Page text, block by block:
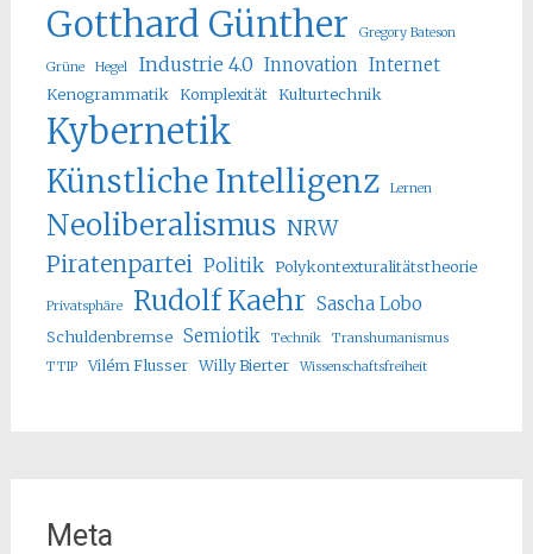
Gotthard Günther Gregory Bateson
Grüne Hegel Industrie 4.0 Innovation Internet
Kenogrammatik Komplexität Kulturtechnik
Kybernetik
Künstliche Intelligenz Lernen
Neoliberalismus NRW
Piratenpartei Politik Polykontexturalitätstheorie
Privatsphäre Rudolf Kaehr Sascha Lobo
Schuldenbremse Semiotik Technik
Transhumanismus
TTIP
Vilém Flusser Willy Bierter Wissenschaftsfreiheit
Meta